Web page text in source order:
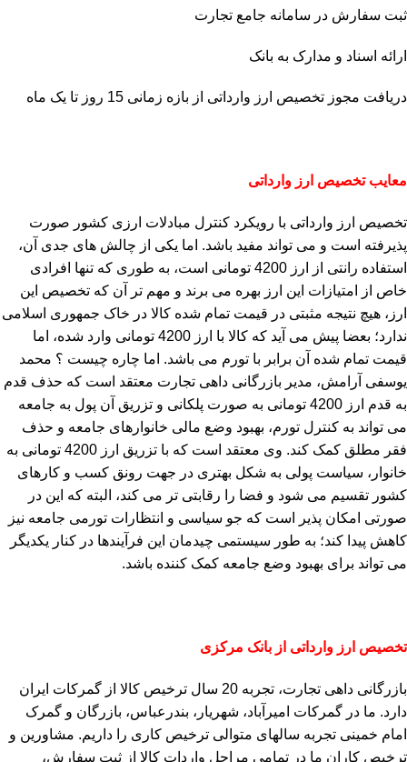
ثبت سفارش در سامانه جامع تجارت
ارائه اسناد و مدارک به بانک
دریافت مجوز تخصیص ارز وارداتی از بازه زمانی 15 روز تا یک ماه
معایب تخصیص ارز وارداتی
تخصیص ارز وارداتی با رویکرد کنترل مبادلات ارزی کشور صورت
پذیرفته است و می تواند مفید باشد. اما یکی از چالش های جدی آن،
استفاده رانتی از ارز 4200 تومانی است، به طوری که تنها افرادی
خاص از امتیازات این ارز بهره می برند و مهم تر آن که تخصیص این
ارز، هیچ نتیجه مثبتی در قیمت تمام شده کالا در خاک جمهوری اسلامی
ندارد؛ بعضا پیش می آید که کالا با ارز 4200 تومانی وارد شده، اما
قیمت تمام شده آن برابر با تورم می باشد. اما چاره چیست ؟ محمد
یوسفی آرامش، مدیر بازرگانی داهی تجارت معتقد است که حذف قدم
به قدم ارز 4200 تومانی به صورت پلکانی و تزریق آن پول به جامعه
می تواند به کنترل تورم، بهبود وضع مالی خانوارهای جامعه و حذف
فقر مطلق کمک کند. وی معتقد است که با تزریق ارز 4200 تومانی به
خانوار، سیاست پولی به شکل بهتری در جهت رونق کسب و کارهای
کشور تقسیم می شود و فضا را رقابتی تر می کند، البته که این در
صورتی امکان پذیر است که جو سیاسی و انتظارات تورمی جامعه نیز
کاهش پیدا کند؛ به طور سیستمی چیدمان این فرآیندها در کنار یکدیگر
می تواند برای بهبود وضع جامعه کمک کننده باشد.
تخصیص ارز وارداتی از بانک مرکزی
بازرگانی داهی تجارت، تجربه 20 سال ترخیص کالا از گمرکات ایران
دارد. ما در گمرکات امیرآباد، شهریار، بندرعباس، بازرگان و گمرک
امام خمینی تجربه سالهای متوالی ترخیص کاری را داریم. مشاورین و
ترخیص کاران ما در تمامی مراحل واردات کالا از ثبت سفارش،